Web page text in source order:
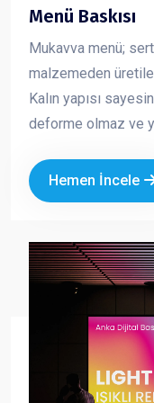
Menü Baskısı
Mukavva menü;
malzemeden
Kalın yapısı
deforme olmaz ve
pratik bir
bir şekilde
Hemen İncele